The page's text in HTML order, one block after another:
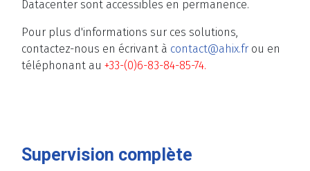
Datacenter sont accessibles en permanence.
Pour plus d'informations sur ces solutions,
contactez-nous en écrivant à contact@ahix.fr ou en
téléphonant au +33-(0)6-83-84-85-74.
Supervision complète